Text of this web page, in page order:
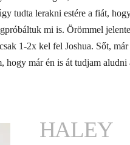
tudta lerakni estére a fiát,
mi is. Örömmel
1-2x kel fel Joshua. Sőt,
már én is át tudjam aludni
HALEY